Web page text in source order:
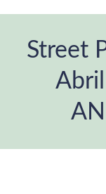
Street